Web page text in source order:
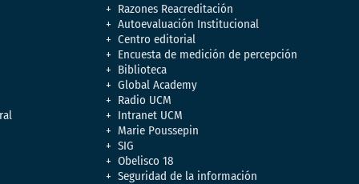
Razones Reacreditación
Autoevaluación Institucional
Centro editorial
Encuesta de medición de percepción
Biblioteca
Global Academy
Radio UCM
Intranet UCM
Marie Poussepin
SIG
Obelisco 18
Seguridad de la información